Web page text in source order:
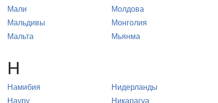
Мали
Мальдивы
Мальта
Молдова
Монголия
Мьянма
Н
Намибия
Науру
Нидерланды
Никарагуа